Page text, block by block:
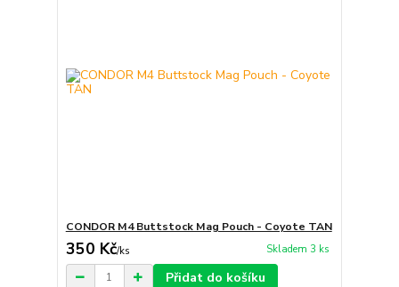
CONDOR M4 Buttstock Mag Pouch - Coyote TAN
350 Kč/ks Skladem 3 ks
Přidat do košíku